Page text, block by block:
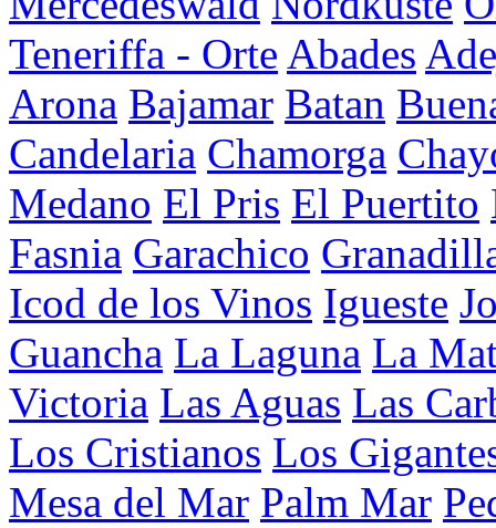
Teneriffa - Orte Abades
Arona Bajamar Batan
Candelaria Chamorga
Medano El Pris El Puertito
Fasnia Garachico
Icod de los Vinos Igueste
Guancha La Laguna La
Victoria Las Aguas Las
Los Cristianos Los
Mesa del Mar Palm Mar